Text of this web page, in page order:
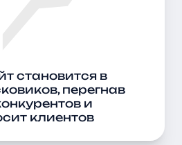
становится в
перегнав
и
клиентов